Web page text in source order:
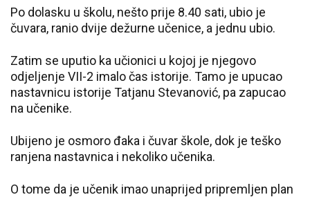
Po dolasku u školu, nešto prije 8.40 sati, ubio je
čuvara, ranio dvije dežurne učenice, a jednu ubio.
Zatim se uputio ka učionici u kojoj je njegovo
odjeljenje VII-2 imalo čas istorije. Tamo je upucao
nastavnicu istorije Tatjanu Stevanović, pa zapucao
na učenike.
Ubijeno je osmoro đaka i čuvar škole, dok je teško
ranjena nastavnica i nekoliko učenika.
O tome da je učenik imao unaprijed pripremljen plan